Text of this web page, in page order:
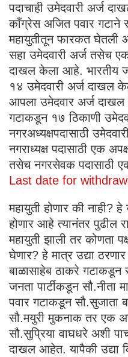
पदाचाही उमेदवारी अर्ज
कॉंग्रेस अजित पवार
महायुतीतून फारकत घेतली
सहा उमेदवारी अर्ज तसेच एक
दाखल केला आहे. भारतीय
१४ उमेदवारी अर्ज दाखल
आपला उमेदवार अर्ज
गटाकडून १७ ठिकाणी
नगरअध्यक्षपदासाठी
नगराध्यक्ष पदासाठी एक
तसेच नगरसेवक पदासाठी
Last date for
महायुती होणार की नाही? हे
होणार आहे त्यानंतर पुढील
महायुती झाली तर कोणता
घेणार? हे मात्र उद्या
बाळासाहेब ठाकरे गटाकडून
जनता पार्टीकडून सौ.नीता
पवार गटाकडून सौ.सुजाता
सौ.मयुरी मुकनाक तर एक
सौ.सुप्रिया वाघधरे अशी
दाखल आहेत. यापैकी उद्या